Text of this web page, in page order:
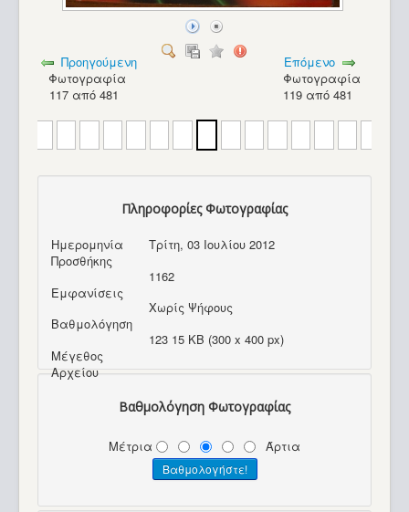
Προηγούμενη
Φωτογραφία
117 από 481
Επόμενο
Φωτογραφία
119 από 481
Πληροφορίες Φωτογραφίας
Ημερομηνία
Προσθήκης
Τρίτη, 03 Ιουλίου 2012
Εμφανίσεις
1162
Βαθμολόγηση
Χωρίς Ψήφους
Μέγεθος
Αρχείου
123 15 KB (300 x 400 px)
Βαθμολόγηση Φωτογραφίας
Μέτρια Άρτια